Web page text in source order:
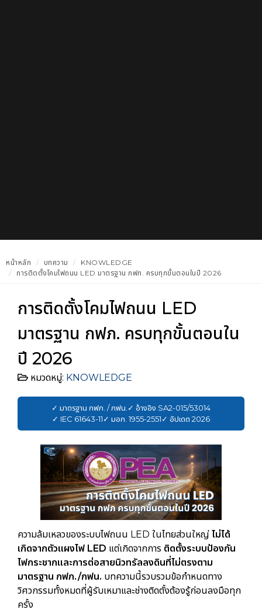
หน้าหลัก บทความ
KNOWLEDGE
การติดตั้งโคมไฟถนน LED มาตรฐาน กฟภ. ครบทุกขั้นตอนในปี 2026
การติดตั้งโคมไฟถนน LED
มาตรฐาน กฟภ. ครบทุกขั้นตอนใน
ปี 2026
หมวดหมู่: KNOWLEDGE
✓ มาตรฐาน กฟภ. / กฟน. ✓ อ้างอิง SA2-015/53014
✓ IEC 61643-11✓ มอก. 1955-2551✓ อัปเดต 2026
ความล้มเหลวของระบบไฟถนน LED ในไทยส่วนใหญ่ ไม่ได้
เกิดจากตัวแผงไฟ LED แต่เกิดจากการ ติดตั้งระบบป้องกัน
ไฟกระชากและการต่อสายนิวทรัลลงดินที่ไม่ตรงตาม
มาตรฐาน กฟภ./กฟน. บทความนี้รวบรวมข้อกำหนดทาง
วิศวกรรมทั้งหมดที่ผู้รับเหมาและช่างติดตั้งต้องรู้ก่อนลงมือทุก
ครั้ง